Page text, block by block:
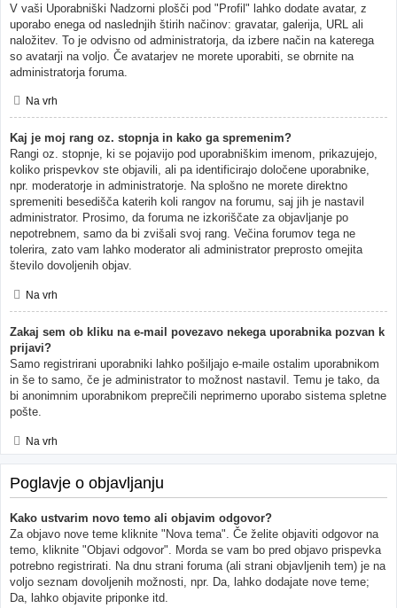
V vaši Uporabniški Nadzorni plošči pod "Profil" lahko dodate avatar, z
uporabo enega od naslednjih štirih načinov: gravatar, galerija, URL ali
naložitev. To je odvisno od administratorja, da izbere način na katerega
so avatarji na voljo. Če avatarjev ne morete uporabiti, se obrnite na
administratorja foruma.
Na vrh
Kaj je moj rang oz. stopnja in kako ga spremenim?
Rangi oz. stopnje, ki se pojavijo pod uporabniškim imenom, prikazujejo,
koliko prispevkov ste objavili, ali pa identificirajo določene uporabnike,
npr. moderatorje in administratorje. Na splošno ne morete direktno
spremeniti besedišča katerih koli rangov na forumu, saj jih je nastavil
administrator. Prosimo, da foruma ne izkoriščate za objavljanje po
nepotrebnem, samo da bi zvišali svoj rang. Večina forumov tega ne
tolerira, zato vam lahko moderator ali administrator preprosto omejita
število dovoljenih objav.
Na vrh
Zakaj sem ob kliku na e-mail povezavo nekega uporabnika pozvan k
prijavi?
Samo registrirani uporabniki lahko pošiljajo e-maile ostalim uporabnikom
in še to samo, če je administrator to možnost nastavil. Temu je tako, da
bi anonimnim uporabnikom preprečili neprimerno uporabo sistema spletne
pošte.
Na vrh
Poglavje o objavljanju
Kako ustvarim novo temo ali objavim odgovor?
Za objavo nove teme kliknite "Nova tema". Če želite objaviti odgovor na
temo, kliknite "Objavi odgovor". Morda se vam bo pred objavo prispevka
potrebno registrirati. Na dnu strani foruma (ali strani objavljenih tem) je na
voljo seznam dovoljenih možnosti, npr. Da, lahko dodajate nove teme;
Da, lahko objavite priponke itd.